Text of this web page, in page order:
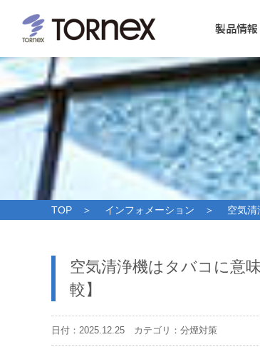
製品情報
TOP ＞ インフォメーション ＞ 空気清浄
空気清浄機はタバコに意
較】
日付：2025.12.25 カテゴリ：分煙対策